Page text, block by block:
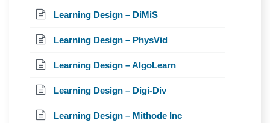
Learning Design – DiMiS
Learning Design – PhysVid
Learning Design – AlgoLearn
Learning Design – Digi-Div
Learning Design – Mithode Inc